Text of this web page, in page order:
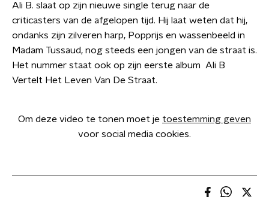
Ali B. slaat op zijn nieuwe single terug naar de
criticasters van de afgelopen tijd. Hij laat weten dat hij,
ondanks zijn zilveren harp, Popprijs en wassenbeeld in
Madam Tussaud, nog steeds een jongen van de straat is.
Het nummer staat ook op zijn eerste album Ali B
Vertelt Het Leven Van De Straat.
Om deze video te tonen moet je toestemming geven
voor social media cookies.